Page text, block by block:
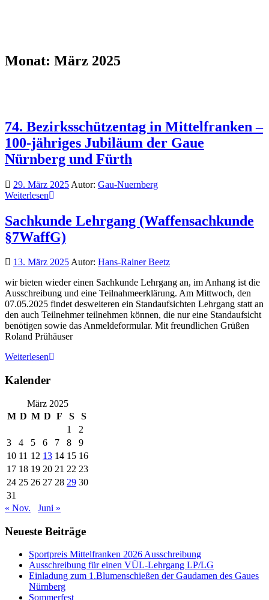
Monat: März 2025
74. Bezirksschützentag in Mittelfranken –
100-jähriges Jubiläum der Gaue
Nürnberg und Fürth
29. März 2025 Autor: Gau-Nuernberg
Weiterlesen
Sachkunde Lehrgang (Waffensachkunde
§7WaffG)
13. März 2025Autor: Hans-Rainer Beetz
wir bieten wieder einen Sachkunde Lehrgang an, im Anhang ist die
Ausschreibung und eine Teilnahmeerklärung. Am Mittwoch, den
07.05.2025 findet desweiteren ein Standaufsichten Lehrgang statt an
den auch Teilnehmer teilnehmen können, die nur eine Standaufsicht
benötigen sowie das Anmeldeformular. Mit freundlichen Grüßen
Roland Prühäuser
Weiterlesen
Kalender
März 2025
M D M D F S
S
1
2
3
4 5 6 7 8
9
10 11 12 13 14 15 16
17 18 19 20 21 22 23
24 25 26 27 28 29 30
31
« Nov.
Juni »
Neueste Beiträge
Sportpreis Mittelfranken 2026 Ausschreibung
Ausschreibung für einen VÜL-Lehrgang LP/LG
Einladung zum 1.Blumenschießen der Gaudamen des Gaues
Nürnberg
Sommerfest